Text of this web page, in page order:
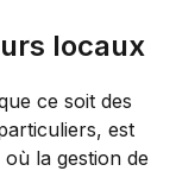
locaux
ce soit des
est
la gestion de